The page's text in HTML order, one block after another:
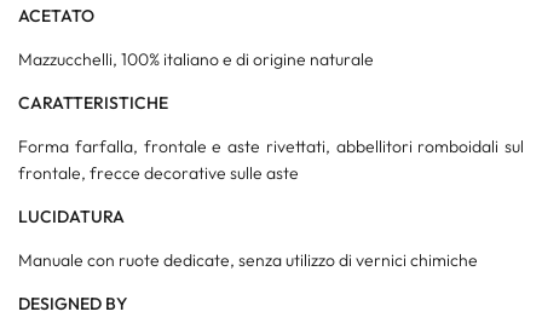
ACETATO
Mazzucchelli, 100% italiano e di origine naturale
CARATTERISTICHE
Forma farfalla, frontale e aste rivettati, abbellitori romboidali sul
frontale, frecce decorative sulle aste
LUCIDATURA
Manuale con ruote dedicate, senza utilizzo di vernici chimiche
DESIGNED BY